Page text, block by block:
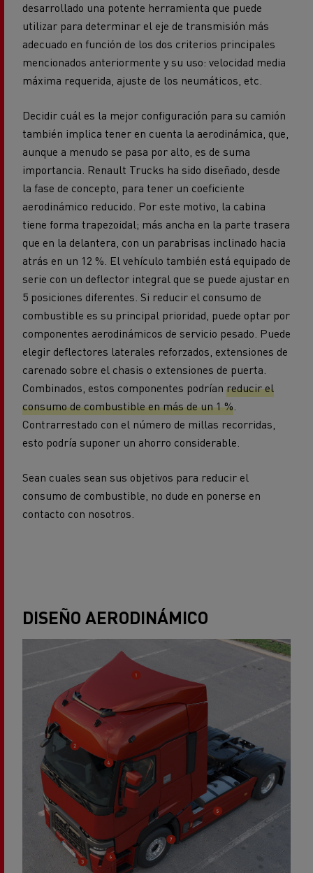
desarrollado una potente herramienta que puede
utilizar para determinar el eje de transmisión más
adecuado en función de los dos criterios principales
mencionados anteriormente y su uso: velocidad media
máxima requerida, ajuste de los neumáticos, etc.
Decidir cuál es la mejor configuración para su camión
también implica tener en cuenta la aerodinámica, que,
aunque a menudo se pasa por alto, es de suma
importancia. Renault Trucks ha sido diseñado, desde
la fase de concepto, para tener un coeficiente
aerodinámico reducido. Por este motivo, la cabina
tiene forma trapezoidal; más ancha en la parte trasera
que en la delantera, con un parabrisas inclinado hacia
atrás en un 12 %. El vehículo también está equipado de
serie con un deflector integral que se puede ajustar en
5 posiciones diferentes. Si reducir el consumo de
combustible es su principal prioridad, puede optar por
componentes aerodinámicos de servicio pesado. Puede
elegir deflectores laterales reforzados, extensiones de
carenado sobre el chasis o extensiones de puerta.
Combinados, estos componentes podrían reducir el
consumo de combustible en más de un 1 %
Contrarrestado con el número de millas recorridas,
esto podría suponer un ahorro considerable.
Sean cuales sean sus objetivos para reducir el
consumo de combustible, no dude en ponerse en
contacto con nosotros.
DISEÑO AERODINÁMICO